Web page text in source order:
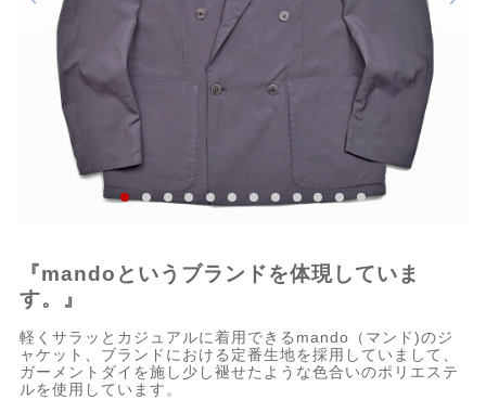
『mandoというブランドを体現していま
す。』
軽くサラッとカジュアルに着用できるmando（マンド)のジ
ャケット、ブランドにおける定番生地を採用していまして、
ガーメントダイを施し少し褪せたような色合いのポリエステ
ルを使用しています。